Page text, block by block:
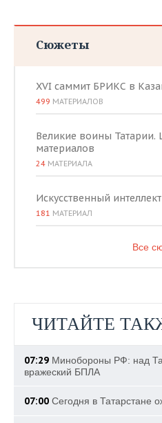
Сюжеты
XVI саммит БРИКС в
499 МАТЕРИАЛОВ
Великие воины Татарии.
материалов
24 МАТЕРИАЛА
Искусственный интеллект
181 МАТЕРИАЛ
Все
ЧИТАЙТЕ
07:29 Минобороны РФ: над
вражеский БПЛА
07:00 Сегодня в Татарстане